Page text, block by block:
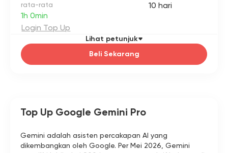
rata-rata
1h 0min
Login Top Up
10 hari
Beli Sekarang
Lihat petunjuk
Top Up Google Gemini Pro
Gemini adalah asisten percakapan AI yang
dikembangkan oleh Google. Per Mei 2026, Gemini